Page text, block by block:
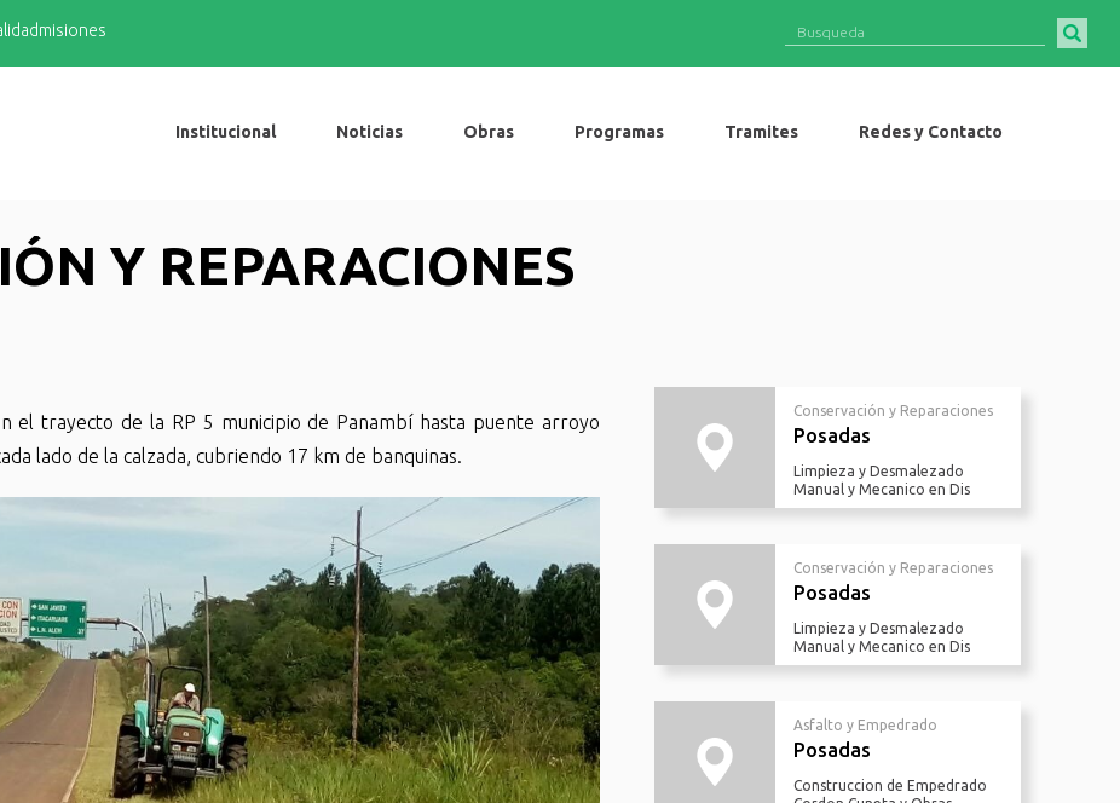
Redes y Contacto
Tramites
Programas
Obras
Noticias
Institucional
Y REPARACIONES
el trayecto de la RP 5 municipio de Panambí hasta puente arroyo
lado de la calzada, cubriendo 17 km de banquinas.
Conservación y Reparaciones
Posadas
Limpieza y Desmalezado
Manual y Mecanico en Dis
Conservación y Reparaciones
Posadas
Limpieza y Desmalezado
Manual y Mecanico en Dis
Asfalto y Empedrado
Posadas
Construccion de Empedrado